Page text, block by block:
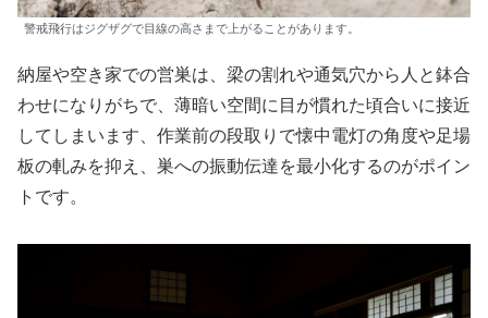
警戒飛行はジグザグで目線の高さまで上がることがあります。
納屋や空き家での営巣は、梁の割れや通気穴から人と鉢合
わせになりがちで、薄暗い空間に目が慣れた頃合いに接近
してしまいます、作業前の段取りで懐中電灯の角度や足場
板の軋みを抑え、巣への振動伝達を最小化するのがポイン
トです。